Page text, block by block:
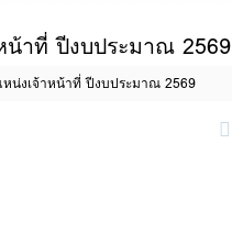
น้าที่ ปีงบประมาณ 2569
น่งเจ้าหน้าที่ ปีงบประมาณ 2569